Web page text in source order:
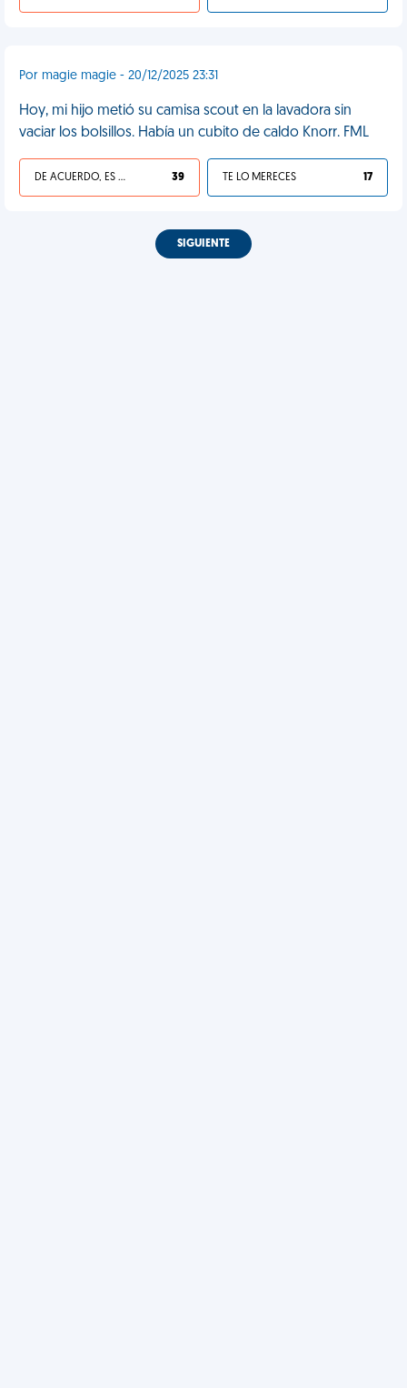
Por magie magie - 20/12/2025 23:31
Hoy, mi hijo metió su camisa scout en la lavadora sin
vaciar los bolsillos. Había un cubito de caldo Knorr. FML
DE ACUERDO, ES UNA VIDA HP 39 TE LO MERECES 17
SIGUIENTE